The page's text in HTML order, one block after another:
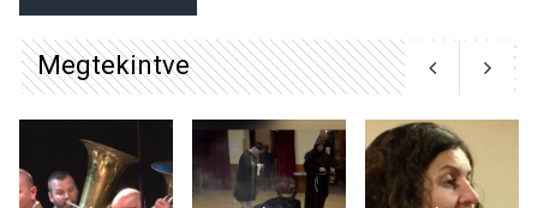
Nőtt a fontosabb nyári
gyümölcsök
termésmennyisége
Megtekintve